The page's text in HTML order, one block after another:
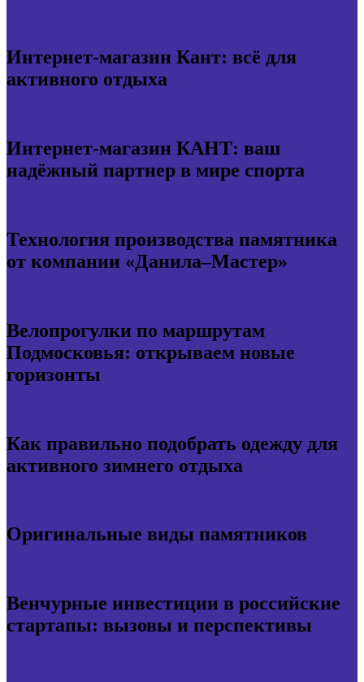
Интернет-магазин Кант: всё для
активного отдыха
Интернет-магазин КАНТ: ваш
надёжный партнер в мире спорта
Технология производства памятника
от компании «Данила–Мастер»
Велопрогулки по маршрутам
Подмосковья: открываем новые
горизонты
Как правильно подобрать одежду для
активного зимнего отдыха
Оригинальные виды памятников
Венчурные инвестиции в российские
стартапы: вызовы и перспективы